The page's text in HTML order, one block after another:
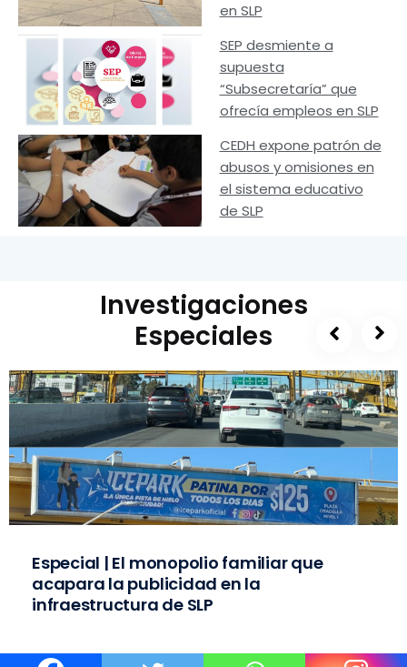
en SLP
SEP desmiente a
supuesta
“Subsecretaría” que
ofrecía empleos en SLP
CEDH expone patrón de
abusos y omisiones en
el sistema educativo
de SLP
Investigaciones
Especiales
Especial | El monopolio familiar que
acapara la publicidad en la
infraestructura de SLP